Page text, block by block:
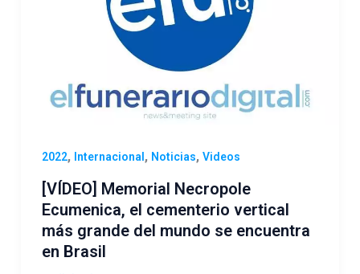
2022, Internacional , Noticias, Videos
[VÍDEO] Memorial Necropole
Ecumenica, el cementerio vertical
más grande del mundo se encuentra
en Brasil